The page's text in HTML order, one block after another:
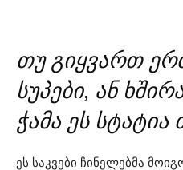
თუ გიყვართ
სუპები, ან
ჭამა ეს სტატია
ეს საკვები ჩინელებმა